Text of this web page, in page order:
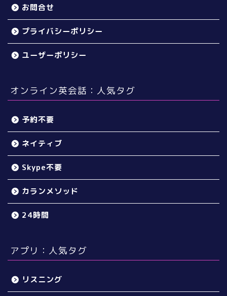
お問合せ
プライバシーポリシー
ユーザーポリシー
オンライン英会話：人気タグ
予約不要
ネイティブ
Skype不要
カランメソッド
24時間
アプリ：人気タグ
リスニング